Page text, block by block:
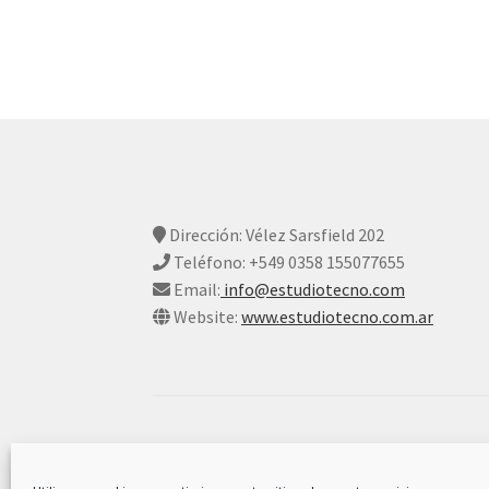
Dirección: Vélez Sarsfield 202
Teléfono: +549 0358 155077655
Email: info@estudiotecno.com
Website:www.estudiotecno.com.ar
Declaración De Privacidad Y Cookies